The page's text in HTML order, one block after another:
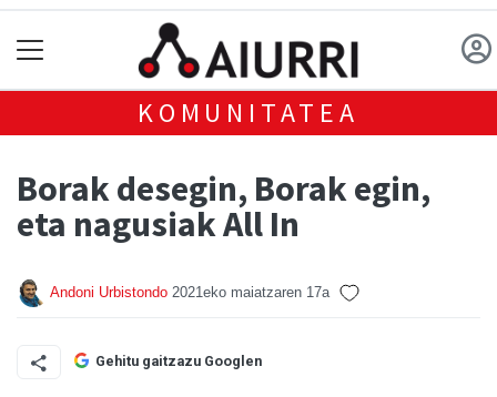
KOMUNITATEA
Borak desegin, Borak egin,
eta nagusiak All In
Andoni Urbistondo 2021eko maiatzaren 17a
Gehitu gaitzazu Googlen